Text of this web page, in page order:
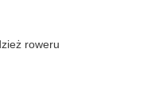
roweru